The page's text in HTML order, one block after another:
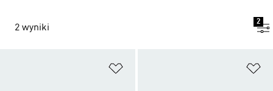
2 wyniki
2